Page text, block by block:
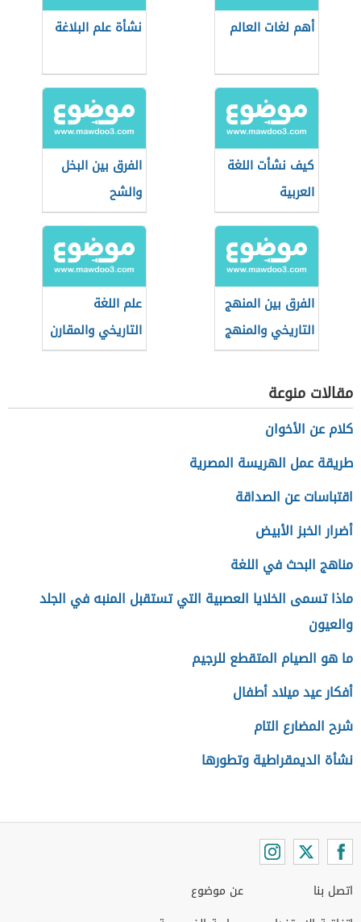
أهم لغات العالم نشأة علم البلاغة
كيف نشأت اللغة
العربية
الفرق بين البخل
والشح
الفرق بين المنهج
التاريخي والمنهج
الاجتماعي
علم اللغة
التاريخي والمقارن
مقالات منوعة
كلام عن الأخوان
طريقة عمل الهريسة المصرية
اقتباسات عن الصداقة
أضرار الخبز الأبيض
مناهج البحث في اللغة
ماذا تسمى الخلايا العصبية التي تستقبل المنبه في الجلد
والعيون
ما هو الصيام المتقطع للرجيم
أفكار عيد ميلاد أطفال
شرح المضارع التام
نشأة الديمقراطية وتطورها
اتصل بنا
عن موضوع